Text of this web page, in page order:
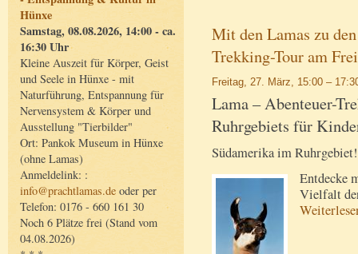
Hünxe
Samstag, 08.08.2026, 14:00 - ca.
16:30 Uhr
Kleine Auszeit für Körper, Geist
und Seele in Hünxe - mit
Naturführung, Entspannung für
Nervensystem & Körper und
Ausstellung "Tierbilder"
Ort: Pankok Museum in Hünxe
(ohne Lamas)
Anmeldelink: :
info@prachtlamas.de oder per
Telefon: 0176 - 660 161 30
Noch 6 Plätze frei (Stand vom
04.08.2026)
Mit den Lamas zu
Trekking-Tour am
Freitag, 27. März, 15:00 –
Lama – Abenteuer-
Ruhrgebiets für
Südamerika im Ruhrgebiet!
Entdecke
Vielfalt